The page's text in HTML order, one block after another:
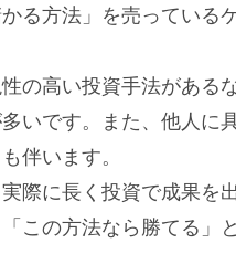
かる方法」を売っている
の高い投資手法がある
いです。また、他人に
伴います。
際に長く投資で成果を
この方法なら勝てる」